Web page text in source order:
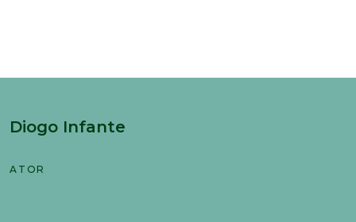
Diogo Infante
ATOR